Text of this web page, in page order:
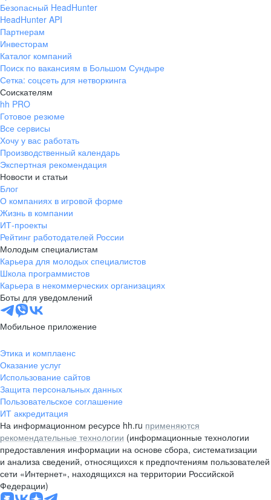
Безопасный HeadHunter
HeadHunter API
Партнерам
Инвесторам
Каталог компаний
Поиск по вакансиям в Большом Сундыре
Сетка: соцсеть для нетворкинга
Соискателям
hh PRO
Готовое резюме
Все сервисы
Хочу у вас работать
Производственный календарь
Экспертная рекомендация
Новости и статьи
Блог
О компаниях в игровой форме
Жизнь в компании
ИТ-проекты
Рейтинг работодателей России
Молодым специалистам
Карьера для молодых специалистов
Школа программистов
Карьера в некоммерческих организациях
Боты для уведомлений
Мобильное приложение
Этика и комплаенс
Оказание услуг
Использование сайтов
Защита персональных данных
Пользовательское соглашение
ИТ аккредитация
На информационном ресурсе hh.ru применяются
рекомендательные технологии (информационные технологии
предоставления информации на основе сбора, систематизации
и анализа сведений, относящихся к предпочтениям пользователей
сети «Интернет», находящихся на территории Российской
Федерации)